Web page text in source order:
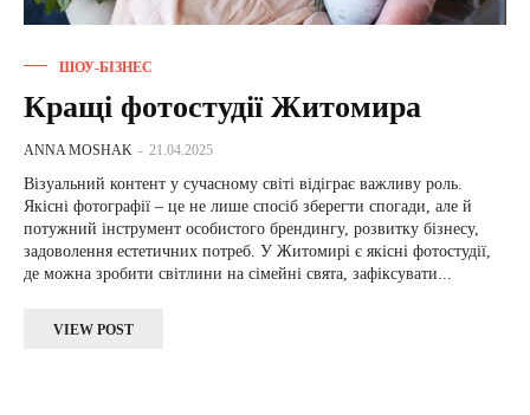
ШОУ-БІЗНЕС
Кращі фотостудії Житомира
ANNA MOSHAK - 21.04.2025
Візуальний контент у сучасному світі відіграє важливу роль.
Якісні фотографії – це не лише спосіб зберегти спогади, але й
потужний інструмент особистого брендингу, розвитку бізнесу,
задоволення естетичних потреб. У Житомирі є якісні фотостудії,
де можна зробити світлини на сімейні свята, зафіксувати...
VIEW POST